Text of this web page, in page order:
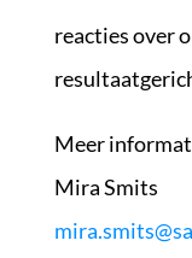
reacties over
Meer
Mira Smits